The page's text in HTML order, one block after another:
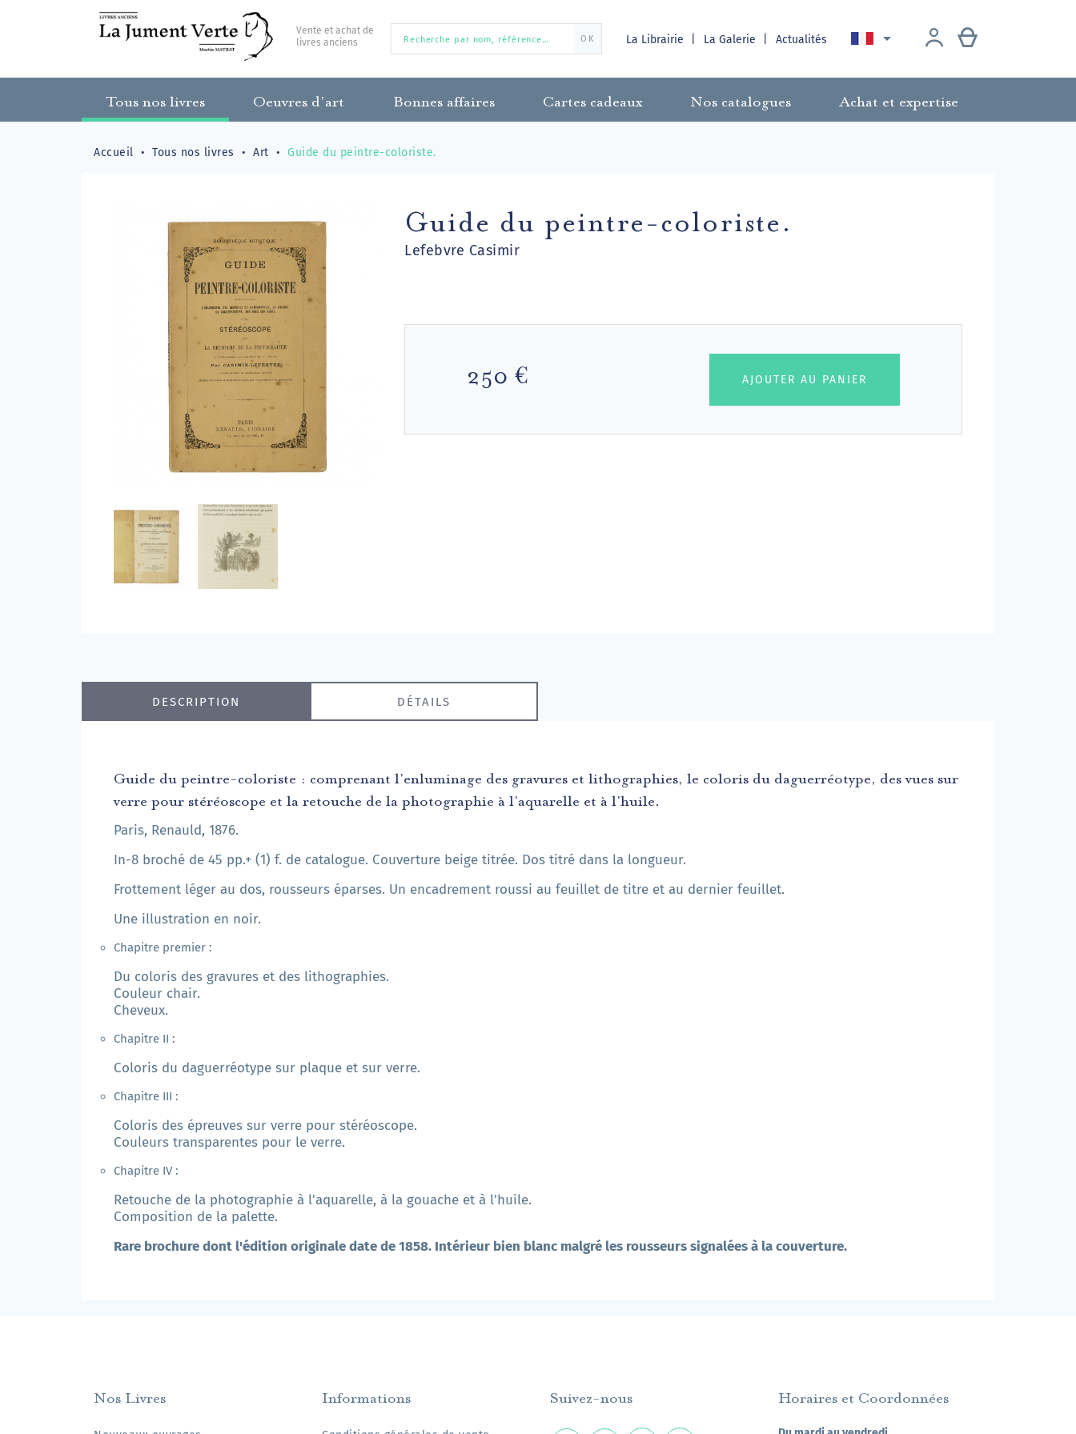
Vente et achat de
livres anciens
OK La Librairie La Galerie Actualités 
Tous nos livres Oeuvres d’art Bonnes affaires Cartes cadeaux Nos catalogues Achat et expertise
Accueil Tous nos livres Art Guide du peintre-coloriste.
Guide du peintre-coloriste.
Lefebvre Casimir
250 €
AJOUTER AU PANIER
DESCRIPTION DÉTAILS
Guide du peintre-coloriste : comprenant l'enluminage des gravures et lithographies, le coloris du daguerréotype, des vues sur
verre pour stéréoscope et la retouche de la photographie à l'aquarelle et à l'huile.
Paris, Renauld, 1876.
In-8 broché de 45 pp.+ (1) f. de catalogue. Couverture beige titrée. Dos titré dans la longueur.
Frottement léger au dos, rousseurs éparses. Un encadrement roussi au feuillet de titre et au dernier feuillet.
Une illustration en noir.
Chapitre premier :
Du coloris des gravures et des lithographies.
Couleur chair.
Cheveux.
Chapitre II :
Coloris du daguerréotype sur plaque et sur verre.
Chapitre III :
Coloris des épreuves sur verre pour stéréoscope.
Couleurs transparentes pour le verre.
Chapitre IV :
Retouche de la photographie à l'aquarelle, à la gouache et à l'huile.
Composition de la palette.
Rare brochure dont l'édition originale date de 1858. Intérieur bien blanc malgré les rousseurs signalées à la couverture.
Nos Livres Informations Suivez-nous Horaires et Coordonnées